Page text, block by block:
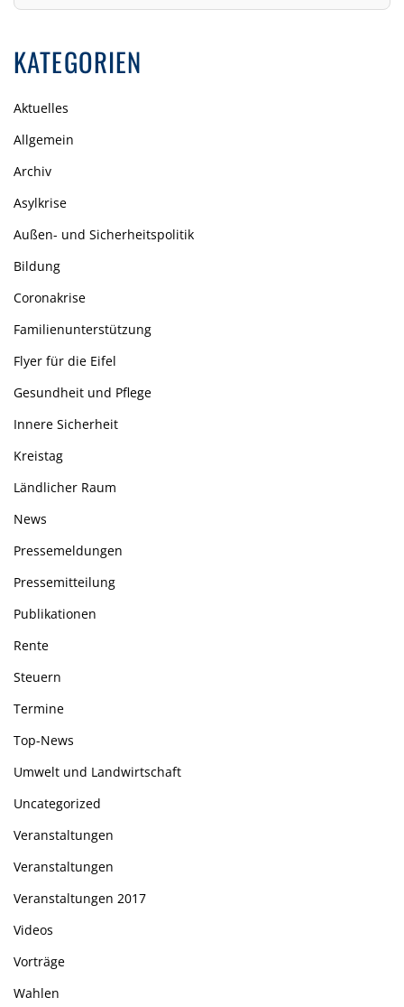
KATEGORIEN
Aktuelles
Allgemein
Archiv
Asylkrise
Außen- und Sicherheitspolitik
Bildung
Coronakrise
Familienunterstützung
Flyer für die Eifel
Gesundheit und Pflege
Innere Sicherheit
Kreistag
Ländlicher Raum
News
Pressemeldungen
Pressemitteilung
Publikationen
Rente
Steuern
Termine
Top-News
Umwelt und Landwirtschaft
Uncategorized
Veranstaltungen
Veranstaltungen
Veranstaltungen 2017
Videos
Vorträge
Wahlen